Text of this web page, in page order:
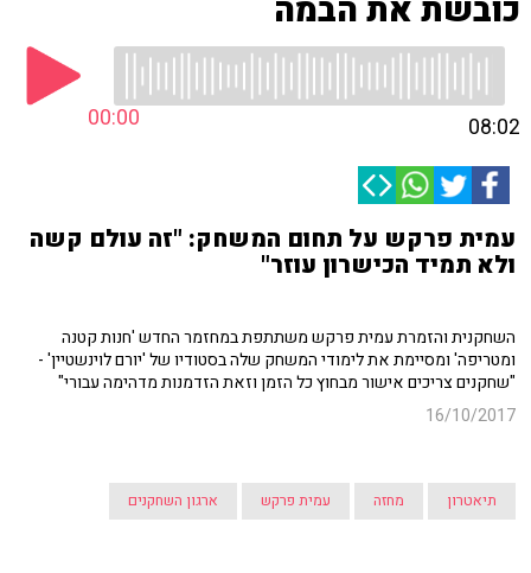
כובשת את הבמה
00:00 08:02
עמית פרקש על תחום המשחק: "זה עולם קשה
ולא תמיד הכישרון עוזר"
השחקנית והזמרת עמית פרקש משתתפת במחזמר החדש 'חנות קטנה
ומטריפה' ומסיימת את לימודי המשחק שלה בסטודיו של 'יורם לוינשטיין' -
"שחקנים צריכים אישור מבחוץ כל הזמן וזאת הזדמנות מדהימה עבורי"
16/10/2017
תיאטרון מחזה עמית פרקש ארגון השחקנים